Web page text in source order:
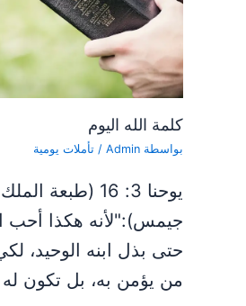
كلمة الله اليوم
بواسطة Admin
/تأملات يومية
يوحنا 3: 16 (طبعة الملك
جيمس):"لأنه هكذا أحب
حتى بذل ابنه الوحيد،
من يؤمن به، بل تكون له